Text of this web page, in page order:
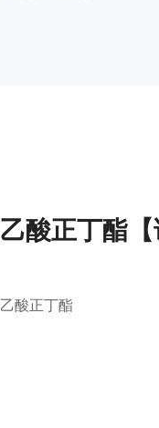
乙酸正丁酯
乙酸正丁酯